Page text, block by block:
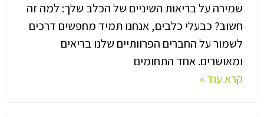
שמירה על בריאות השיניים של הכלב שלך: למה זה
חשוב? כבעלי כלבים, אנחנו תמיד מחפשים דרכים
לשמור על החברים הפרוותיים שלנו בריאים
ומאושרים. אחד התחומים
קרא עוד »